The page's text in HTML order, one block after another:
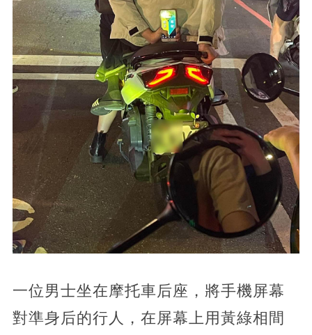
一位男士坐在摩托車后座，將手機屏幕
對準身后的行人，在屏幕上用黃綠相間